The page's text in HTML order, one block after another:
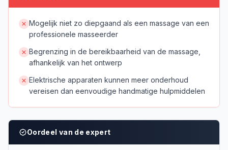
Mogelijk niet zo diepgaand als een massage van een
professionele masseerder
Begrenzing in de bereikbaarheid van de massage,
afhankelijk van het ontwerp
Elektrische apparaten kunnen meer onderhoud
vereisen dan eenvoudige handmatige hulpmiddelen
Oordeel van de expert